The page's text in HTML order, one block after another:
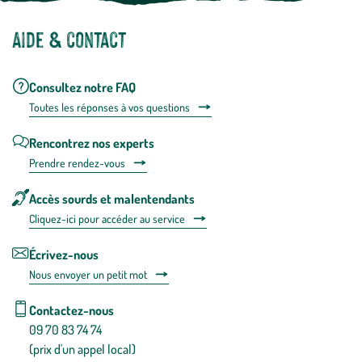
Aide & contact
Consultez notre FAQ
Toutes les réponses à vos questions
Rencontrez nos experts
Prendre rendez-vous
Accès sourds et malentendants
Cliquez-ici pour accéder au service
Écrivez-nous
Nous envoyer un petit mot
Contactez-nous
09 70 83 74 74
(prix d'un appel local)